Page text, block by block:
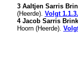
3 Aaltjen Sarris
(Heerde). Volgt
4 Jacob Sarris
Hoorn (Heerde).